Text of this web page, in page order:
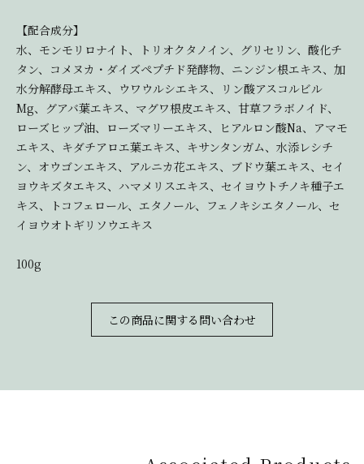
【配合成分】
水、モンモリロナイト、トリオクタノイン、グリセリン、酸化チ
タン、コメヌカ・ダイズペプチド発酵物、ニンジン根エキス、加
水分解酵母エキス、ウワウルシエキス、リン酸アスコルビル
Mg、グアバ葉エキス、マグワ根皮エキス、甘草フラボノイド、
ローズヒップ油、ローズマリーエキス、ヒアルロン酸Na、アマモ
エキス、キダチアロエ葉エキス、キサンタンガム、水添レシチ
ン、オウゴンエキス、アルニカ花エキス、ブドウ葉エキス、セイ
ヨウキズタエキス、ハマメリスエキス、セイヨウトチノキ種子エ
キス、トコフェロール、エタノール、フェノキシエタノール、セ
イヨウオトギリソウエキス
100g
この商品に関する問い合わせ